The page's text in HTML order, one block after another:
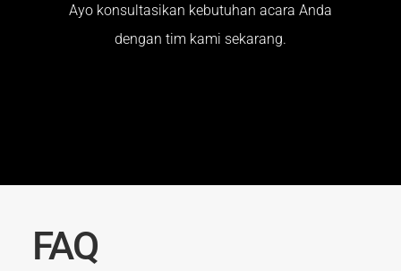
Ayo konsultasikan kebutuhan acara Anda
dengan tim kami sekarang.
FAQ